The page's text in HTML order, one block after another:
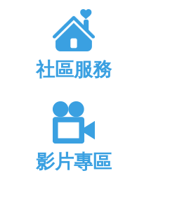
社區服務
影片專區